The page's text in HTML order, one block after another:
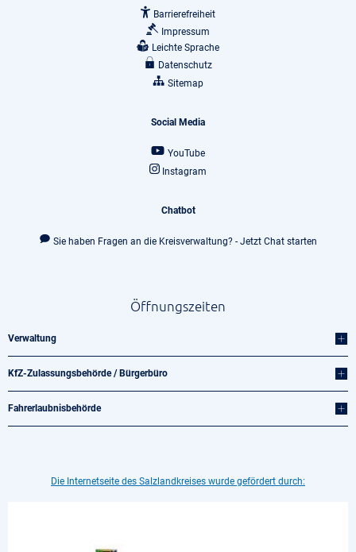
Barrierefreiheit
Impressum
Leichte Sprache
Datenschutz
Sitemap
Social Media
YouTube
Instagram
Chatbot
Sie haben Fragen an die Kreisverwaltung? - Jetzt Chat starten
Öffnungszeiten
Verwaltung
KfZ-Zulassungsbehörde / Bürgerbüro
Fahrerlaubnisbehörde
Die Internetseite des Salzlandkreises wurde gefördert durch: